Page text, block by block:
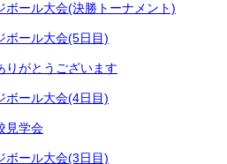
ール大会(決勝トーナメント)
ール大会(5日目)
がとうございます
ール大会(4日目)
見学会
ール大会(3日目)